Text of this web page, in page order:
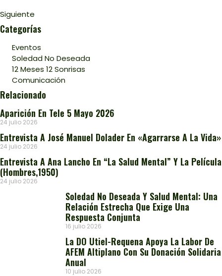
Siguiente
Categorías
Eventos
Soledad No Deseada
12 Meses 12 Sonrisas
Comunicación
Relacionado
Aparición En Tele 5 Mayo 2026
24 julio 2026
Entrevista A José Manuel Dolader En «Agarrarse A La Vida»
24 julio 2026
Entrevista A Ana Lancho En “La Salud Mental” Y La Película
(Hombres,1950)
24 julio 2026
Soledad No Deseada Y Salud Mental: Una
Relación Estrecha Que Exige Una
Respuesta Conjunta
16 julio 2026
La DO Utiel-Requena Apoya La Labor De
AFEM Altiplano Con Su Donación Solidaria
Anual
10 julio 2026